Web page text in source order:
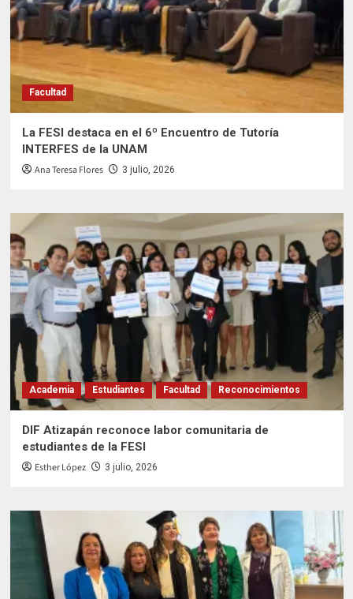
Facultad
La FESI destaca en el 6º Encuentro de Tutoría
INTERFES de la UNAM
Ana Teresa Flores 3 julio, 2026
Academia Estudiantes Facultad Reconocimientos
DIF Atizapán reconoce labor comunitaria de
estudiantes de la FESI
Esther López 3 julio, 2026